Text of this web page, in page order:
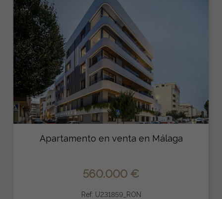
Apartamento en venta en Málaga
560.000 €
Ref: U231859_RON